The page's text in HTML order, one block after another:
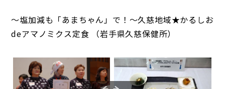
～塩加減も「あまちゃん」で！～久慈地域★かるしお
deアマノミクス定食 （岩手県久慈保健所）